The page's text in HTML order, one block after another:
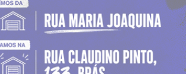
(SKU):
100452101